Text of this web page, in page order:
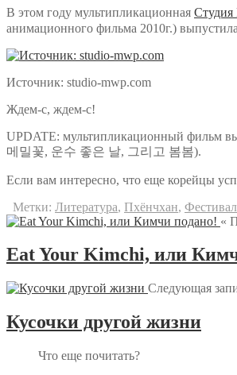
В этом году мультипликационная
анимационного фильма 2010г.)
Источник: studio-mwp.com
Ждем-с, ждем-с!
UPDATE: мультипликационный фильм
메밀꽃, 운수 좋은 날, 그리고 봄봄).
Если вам интересно, что еще корейцы
Метки: Литература, Пхёнчхан,
«
Eat Your Kimchi, или
Следующая
Кусочки другой жизни
Что еще почитать?